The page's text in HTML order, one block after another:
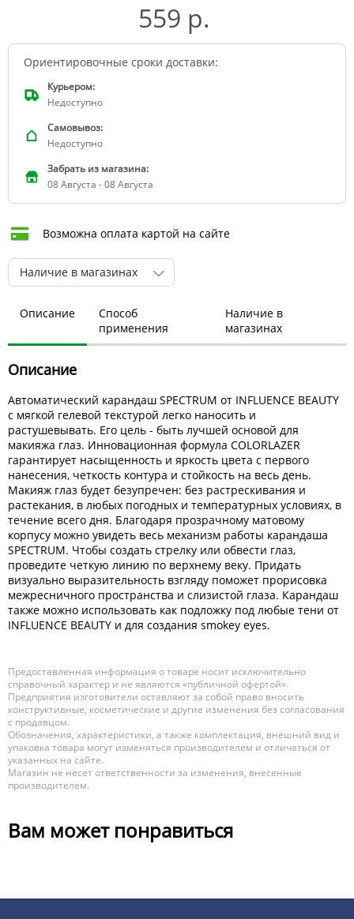
559 р.
Ориентировочные сроки доставки:
Курьером:
Недоступно
Самовывоз:
Недоступно
Забрать из магазина:
08 Августа - 08 Августа
Возможна оплата картой на сайте
Наличие в магазинах
Описание
Способ
применения
Наличие в
магазинах
Описание
Автоматический карандаш SPECTRUM от INFLUENCE BEAUTY
с мягкой гелевой текстурой легко наносить и
растушевывать. Его цель - быть лучшей основой для
макияжа глаз. Инновационная формула COLORLAZER
гарантирует насыщенность и яркость цвета с первого
нанесения, четкость контура и стойкость на весь день.
Макияж глаз будет безупречен: без растрескивания и
растекания, в любых погодных и температурных условиях, в
течение всего дня. Благодаря прозрачному матовому
корпусу можно увидеть весь механизм работы карандаша
SPECTRUM. Чтобы создать стрелку или обвести глаз,
проведите четкую линию по верхнему веку. Придать
визуально выразительность взгляду поможет прорисовка
межресничного пространства и слизистой глаза. Карандаш
также можно использовать как подложку под любые тени от
INFLUENCE BEAUTY и для создания smokey eyes.
Предоставленная информация о товаре носит исключительно
справочный характер и не являются «публичной офертой».
Предприятия изготовители оставляют за собой право вносить
конструктивные, косметические и другие изменения без согласования
с продавцом.
Обозначения, характеристики, а также комплектация, внешний вид и
упаковка товара могут изменяться производителем и отличаться от
указанных на сайте.
Магазин не несет ответственности за изменения, внесенные
производителем.
Вам может понравиться